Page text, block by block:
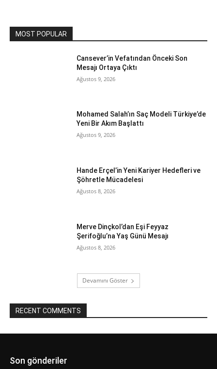
MOST POPULAR
Cansever’in Vefatından Önceki Son
Mesajı Ortaya Çıktı
Ağustos 9, 2026
Mohamed Salah’ın Saç Modeli Türkiye’de
Yeni Bir Akım Başlattı
Ağustos 9, 2026
Hande Erçel’in Yeni Kariyer Hedefleri ve
Şöhretle Mücadelesi
Ağustos 8, 2026
Merve Dinçkol’dan Eşi Feyyaz
Şerifoğlu’na Yaş Günü Mesajı
Ağustos 8, 2026
Devamını Göster
RECENT COMMENTS
Son gönderiler